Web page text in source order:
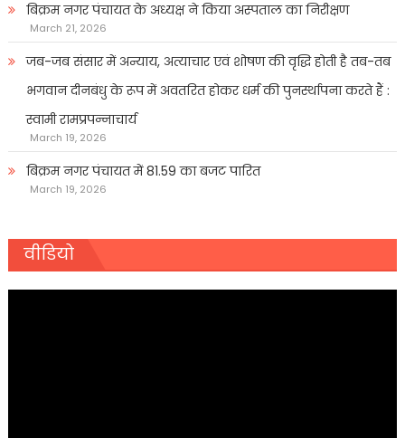
बिक्रम नगर पंचायत के अध्यक्ष ने किया अस्पताल का निरीक्षण
March 21, 2026
जब-जब संसार में अन्याय, अत्याचार एवं शोषण की वृद्धि होती है तब-तब
भगवान दीनबंधु के रूप में अवतरित होकर धर्म की पुनर्स्थापना करते हैं :
स्वामी रामप्रपन्नाचार्य
March 19, 2026
बिक्रम नगर पंचायत में 81.59 का बजट पारित
March 19, 2026
वीडियो